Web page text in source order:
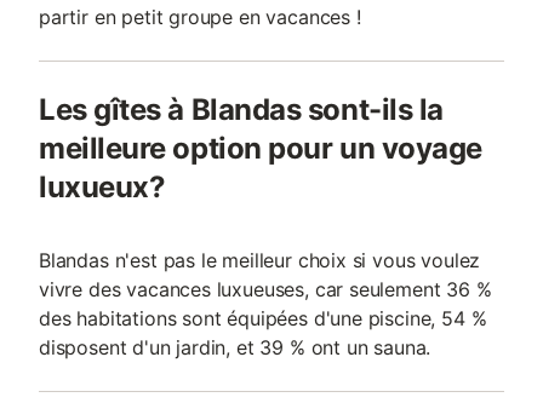
partir en petit groupe en vacances !
Les gîtes à Blandas sont-ils la
meilleure option pour un voyage
luxueux?
Blandas n'est pas le meilleur choix si vous voulez
vivre des vacances luxueuses, car seulement 36 %
des habitations sont équipées d'une piscine, 54 %
disposent d'un jardin, et 39 % ont un sauna.